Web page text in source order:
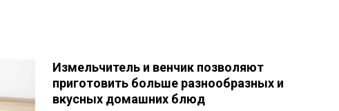
Измельчитель и венчик позволяют
приготовить больше разнообразных и
вкусных домашних блюд